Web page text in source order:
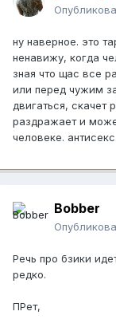
ну наверное. это
ненавижу, когда
зная что щас все
или перед чужим
двигаться, скачет
раздражает и
человеке. антисекс.
Bobber
Речь про бзики
редко.
ПРет,